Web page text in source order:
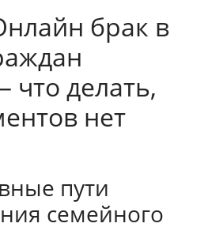
брак в
делать,
нет
пути
семейного